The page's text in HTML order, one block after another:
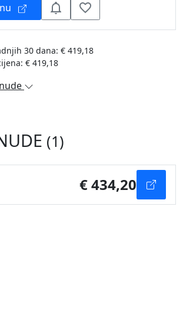
30 dana: € 419,18
€ 419,18
(1)
€ 434,20